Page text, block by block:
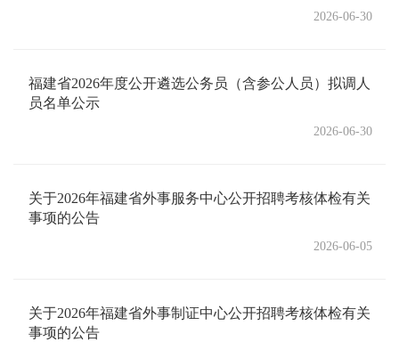
2026-06-30
福建省2026年度公开遴选公务员（含参公人员）拟调人
员名单公示
2026-06-30
关于2026年福建省外事服务中心公开招聘考核体检有关
事项的公告
2026-06-05
关于2026年福建省外事制证中心公开招聘考核体检有关
事项的公告